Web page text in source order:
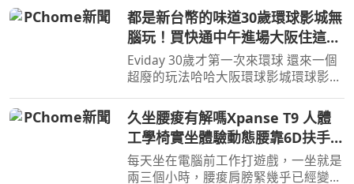
日 ...
都是新台幣的味道30歲環球影城無
腦玩！買快通中午進場大阪住這裡
好方便！
Eviday 30歲才第一次來環球 還來一個
超廢的玩法哈哈大阪環球影城環球影城
作/ ...
久坐腰痠有解嗎Xpanse T9 人體
工學椅實坐體驗動態腰靠6D扶手
22檔調整
每天坐在電腦前工作打遊戲，一坐就是
兩三個小時，腰痠肩膀緊幾乎已經變成